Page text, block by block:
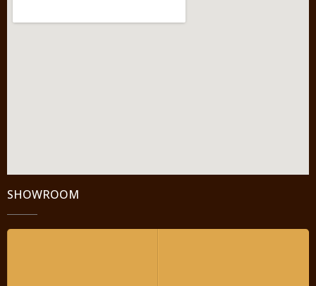
SHOWROOM